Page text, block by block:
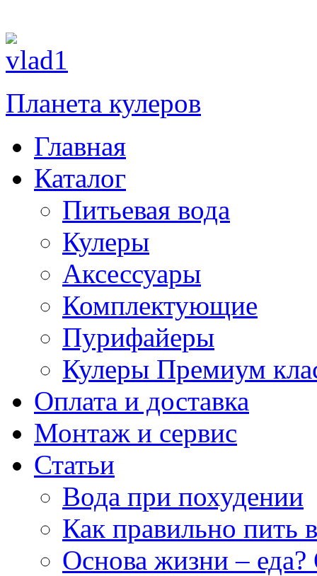
Планета кулеров
Главная
Каталог
Питьевая вода
Кулеры
Аксессуары
Комплектующие
Пурифайеры
Кулеры Премиум
Оплата и доставка
Монтаж и сервис
Статьи
Вода при похудении
Как правильно пить
Основа жизни –